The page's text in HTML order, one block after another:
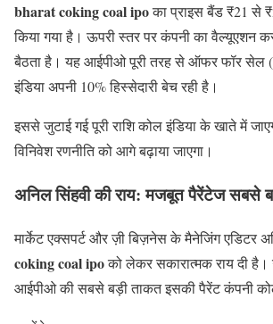
bharat coking coal ipoका प्राइस बैंड ₹21 से
किया गया है। ऊपरी स्तर पर कंपनी का वैल्यूएशन
बैठता है। यह आईपीओ पूरी तरह से ऑफर फॉर सेल
इंडिया अपनी 10% हिस्सेदारी बेच रही है।
इससे जुटाई गई पूरी राशि कोल इंडिया के खाते में
विनिवेश रणनीति को आगे बढ़ाया जाएगा।
अनिल सिंहवी की राय: मजबूत पैरेंटेज सबसे
मार्केट एक्सपर्ट और ज़ी बिज़नेस के मैनेजिंग एडिटर
coking coal ipoको लेकर सकारात्मक राय दी
आईपीओ की सबसे बड़ी ताकत इसकी पैरेंट कंपनी